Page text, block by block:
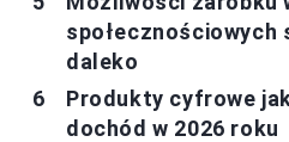
społecznościowych
daleko
Produkty cyfrowe
dochód w 2026 roku